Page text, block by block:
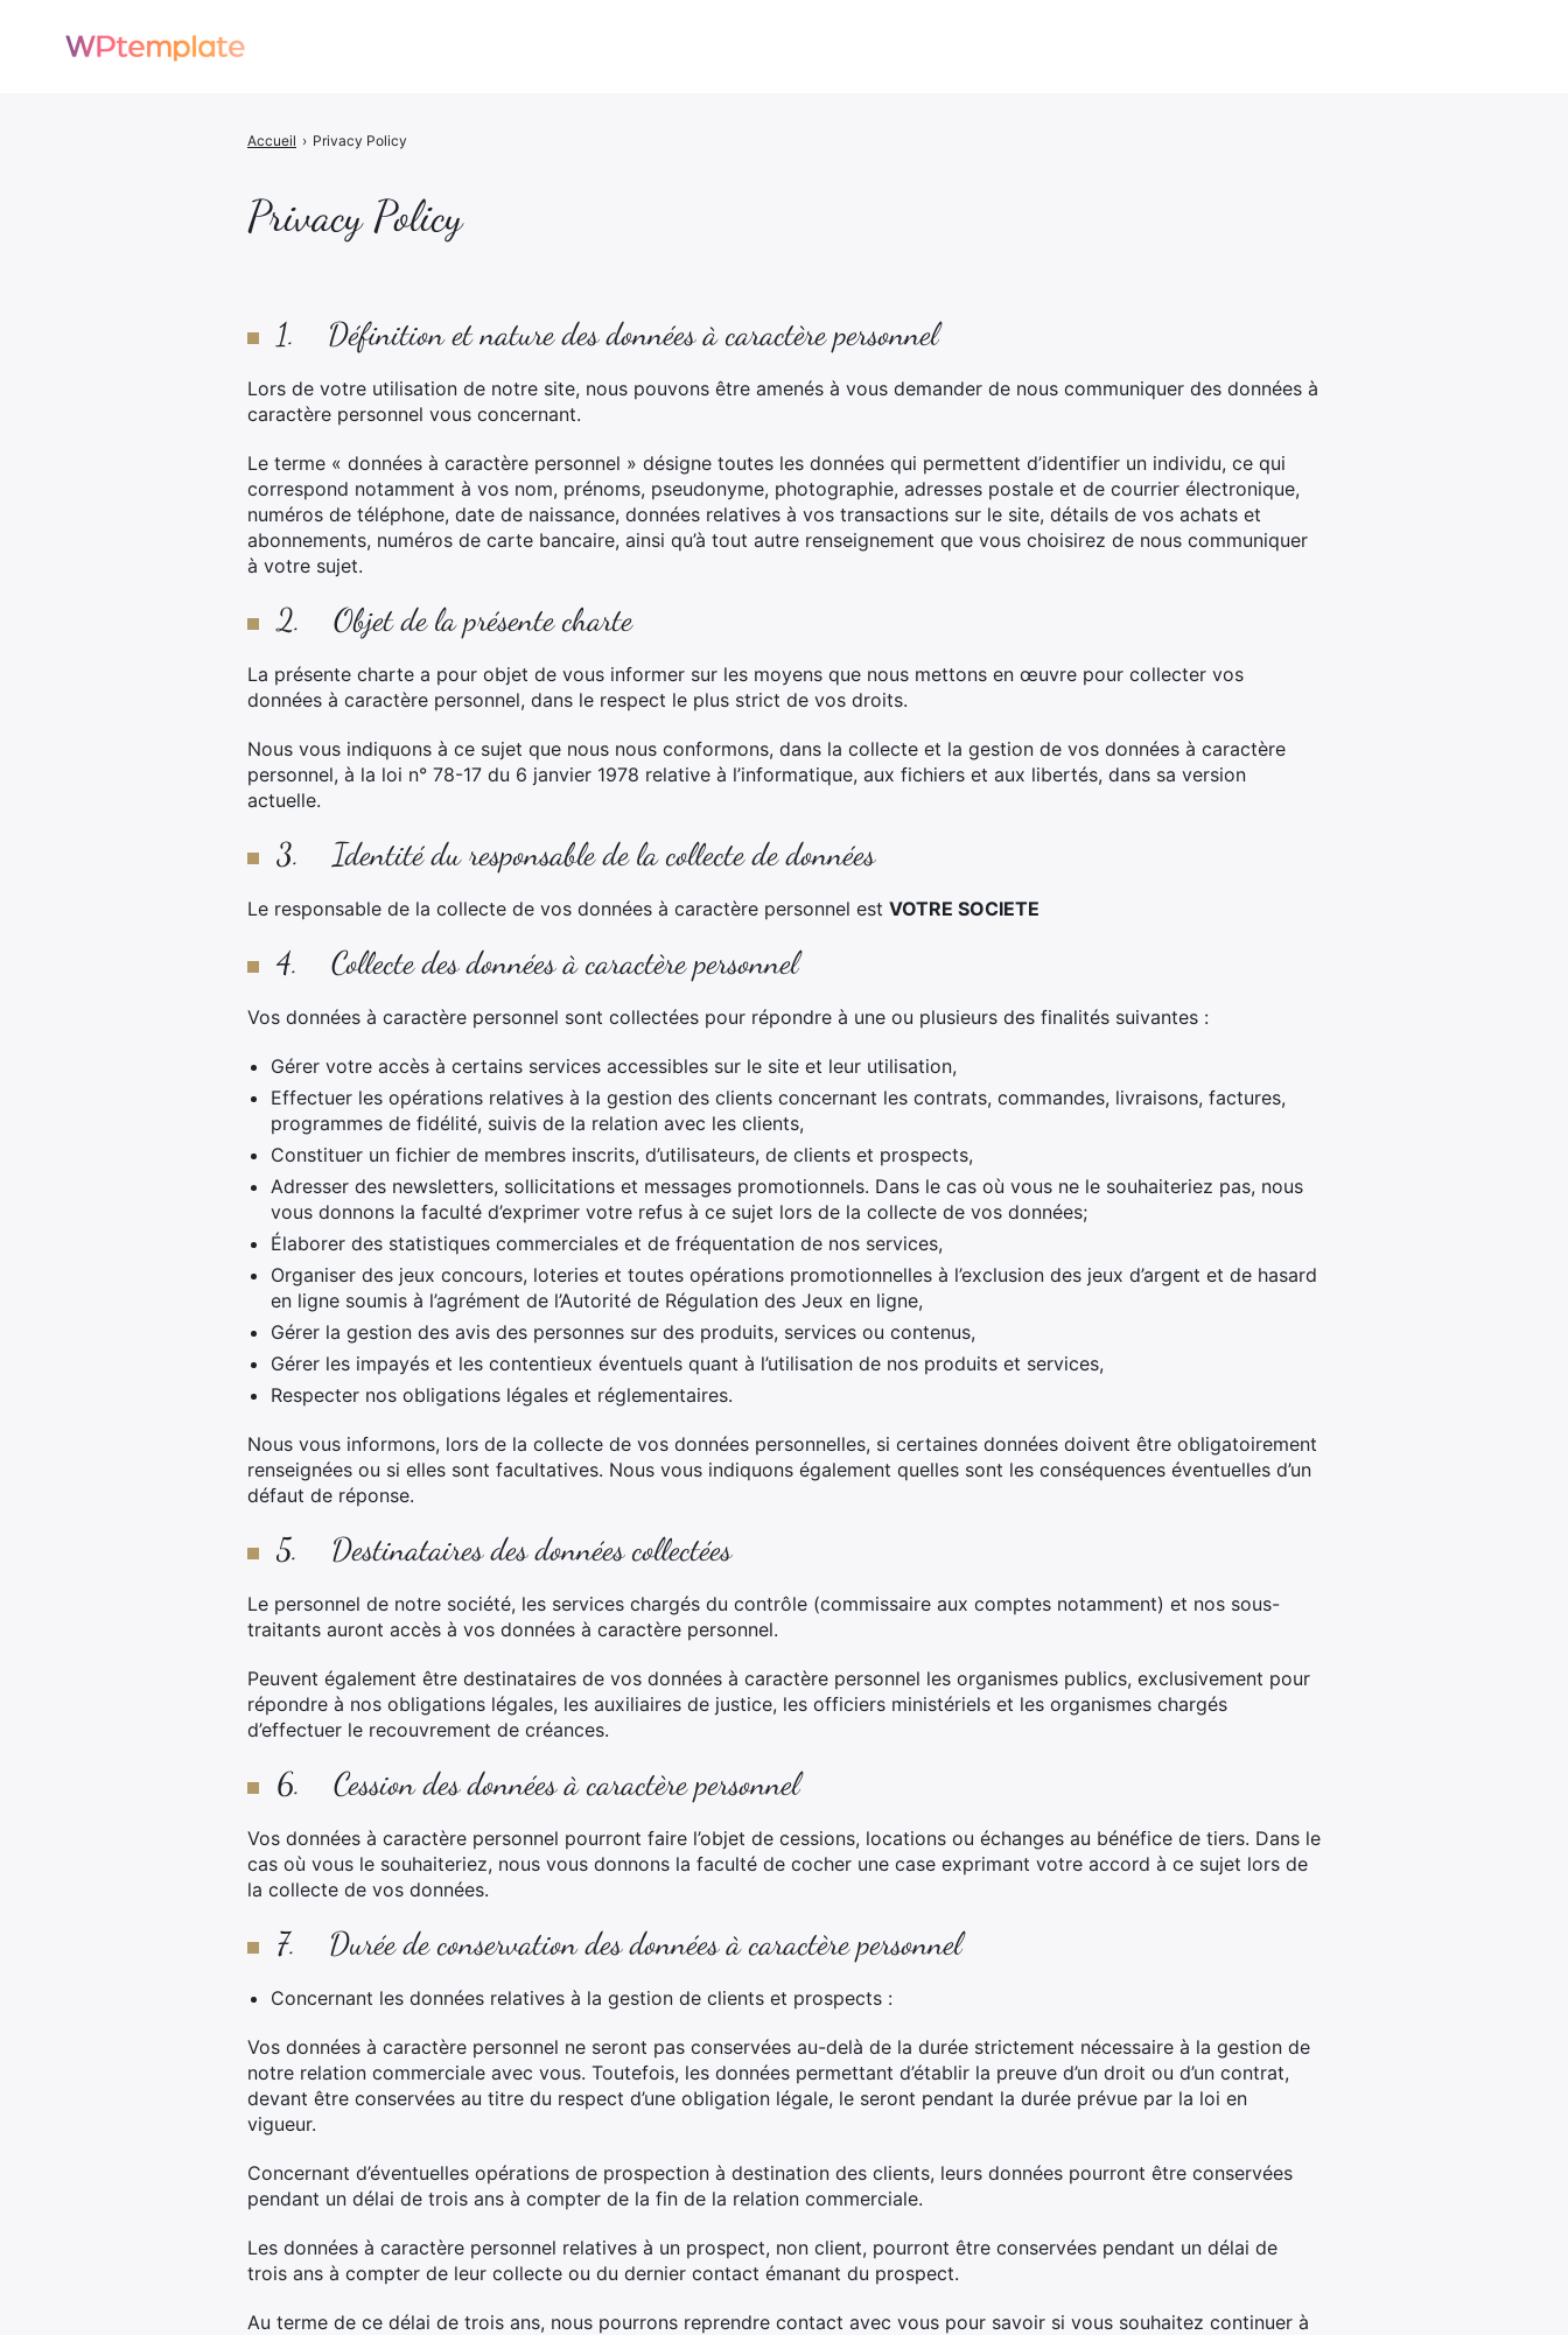
Privacy Policy
Accueil › Privacy Policy
1. Définition et nature des données à caractère personnel
Lors de votre utilisation de notre site, nous pouvons être amenés à vous demander de nous communiquer des données à
caractère personnel vous concernant.
Le terme « données à caractère personnel » désigne toutes les données qui permettent d’identifier un individu, ce qui
correspond notamment à vos nom, prénoms, pseudonyme, photographie, adresses postale et de courrier électronique,
numéros de téléphone, date de naissance, données relatives à vos transactions sur le site, détails de vos achats et
abonnements, numéros de carte bancaire, ainsi qu’à tout autre renseignement que vous choisirez de nous communiquer
à votre sujet.
2. Objet de la présente charte
La présente charte a pour objet de vous informer sur les moyens que nous mettons en œuvre pour collecter vos
données à caractère personnel, dans le respect le plus strict de vos droits.
Nous vous indiquons à ce sujet que nous nous conformons, dans la collecte et la gestion de vos données à caractère
personnel, à la loi n° 78-17 du 6 janvier 1978 relative à l’informatique, aux fichiers et aux libertés, dans sa version
actuelle.
3. Identité du responsable de la collecte de données
Le responsable de la collecte de vos données à caractère personnel est VOTRE SOCIETE
4. Collecte des données à caractère personnel
Vos données à caractère personnel sont collectées pour répondre à une ou plusieurs des finalités suivantes :
Gérer votre accès à certains services accessibles sur le site et leur utilisation,
Effectuer les opérations relatives à la gestion des clients concernant les contrats, commandes, livraisons, factures,
programmes de fidélité, suivis de la relation avec les clients,
Constituer un fichier de membres inscrits, d’utilisateurs, de clients et prospects,
Adresser des newsletters, sollicitations et messages promotionnels. Dans le cas où vous ne le souhaiteriez pas, nous
vous donnons la faculté d’exprimer votre refus à ce sujet lors de la collecte de vos données;
Élaborer des statistiques commerciales et de fréquentation de nos services,
Organiser des jeux concours, loteries et toutes opérations promotionnelles à l’exclusion des jeux d’argent et de hasard
en ligne soumis à l’agrément de l’Autorité de Régulation des Jeux en ligne,
Gérer la gestion des avis des personnes sur des produits, services ou contenus,
Gérer les impayés et les contentieux éventuels quant à l’utilisation de nos produits et services,
Respecter nos obligations légales et réglementaires.
Nous vous informons, lors de la collecte de vos données personnelles, si certaines données doivent être obligatoirement
renseignées ou si elles sont facultatives. Nous vous indiquons également quelles sont les conséquences éventuelles d’un
défaut de réponse.
5. Destinataires des données collectées
Le personnel de notre société, les services chargés du contrôle (commissaire aux comptes notamment) et nos sous-
traitants auront accès à vos données à caractère personnel.
Peuvent également être destinataires de vos données à caractère personnel les organismes publics, exclusivement pour
répondre à nos obligations légales, les auxiliaires de justice, les officiers ministériels et les organismes chargés
d’effectuer le recouvrement de créances.
6. Cession des données à caractère personnel
Vos données à caractère personnel pourront faire l’objet de cessions, locations ou échanges au bénéfice de tiers. Dans le
cas où vous le souhaiteriez, nous vous donnons la faculté de cocher une case exprimant votre accord à ce sujet lors de
la collecte de vos données.
7. Durée de conservation des données à caractère personnel
Concernant les données relatives à la gestion de clients et prospects :
Vos données à caractère personnel ne seront pas conservées au-delà de la durée strictement nécessaire à la gestion de
notre relation commerciale avec vous. Toutefois, les données permettant d’établir la preuve d’un droit ou d’un contrat,
devant être conservées au titre du respect d’une obligation légale, le seront pendant la durée prévue par la loi en
vigueur.
Concernant d’éventuelles opérations de prospection à destination des clients, leurs données pourront être conservées
pendant un délai de trois ans à compter de la fin de la relation commerciale.
Les données à caractère personnel relatives à un prospect, non client, pourront être conservées pendant un délai de
trois ans à compter de leur collecte ou du dernier contact émanant du prospect.
Au terme de ce délai de trois ans, nous pourrons reprendre contact avec vous pour savoir si vous souhaitez continuer à